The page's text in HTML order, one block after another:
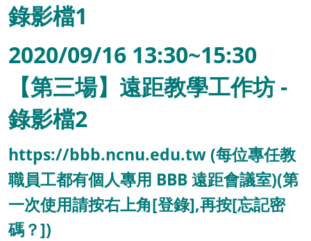
錄影檔1
2020/09/16 13:30~15:30
【第三場】遠距教學工作坊 -
錄影檔2
https://bbb.ncnu.edu.tw (每位專任教
職員工都有個人專用 BBB 遠距會議室)(第
一次使用請按右上角[登錄],再按[忘記密
碼？])